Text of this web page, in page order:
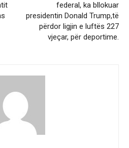
federal, ka bllokuar
presidentin Donald Trump,të
përdor ligjin e luftës 227
vjeçar, për deportime.